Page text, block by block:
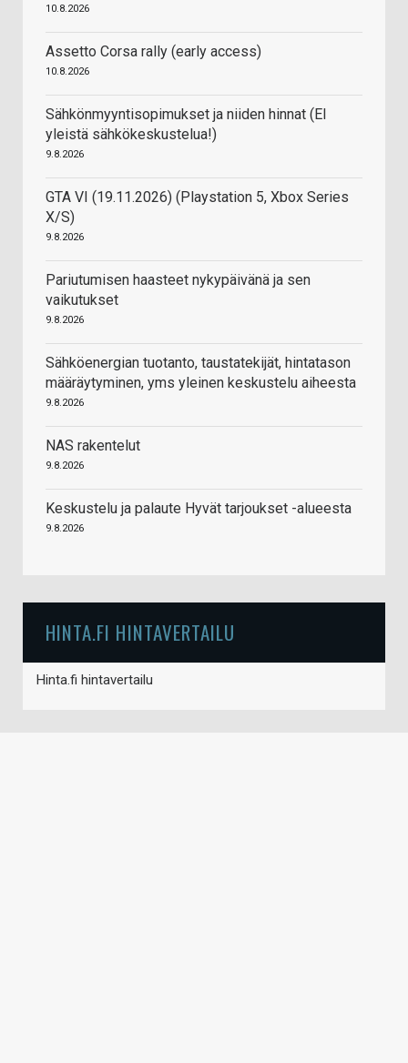
10.8.2026
Assetto Corsa rally (early access)
10.8.2026
Sähkönmyyntisopimukset ja niiden hinnat (EI
yleistä sähkökeskustelua!)
9.8.2026
GTA VI (19.11.2026) (Playstation 5, Xbox Series
X/S)
9.8.2026
Pariutumisen haasteet nykypäivänä ja sen
vaikutukset
9.8.2026
Sähköenergian tuotanto, taustatekijät, hintatason
määräytyminen, yms yleinen keskustelu aiheesta
9.8.2026
NAS rakentelut
9.8.2026
Keskustelu ja palaute Hyvät tarjoukset -alueesta
9.8.2026
HINTA.FI HINTAVERTAILU
Hinta.fi hintavertailu